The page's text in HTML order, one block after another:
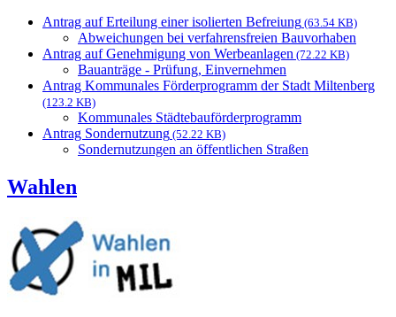
Antrag auf Erteilung einer isolierten Befreiung (63.54 KB)
Abweichungen bei verfahrensfreien Bauvorhaben
Antrag auf Genehmigung von Werbeanlagen (72.22 KB)
Bauanträge - Prüfung, Einvernehmen
Antrag Kommunales Förderprogramm der Stadt Miltenberg
(123.2 KB)
Kommunales Städtebauförderprogramm
Antrag Sondernutzung (52.22 KB)
Sondernutzungen an öffentlichen Straßen
Wahlen